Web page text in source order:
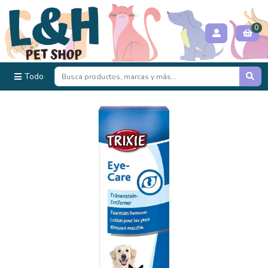
Todo
0